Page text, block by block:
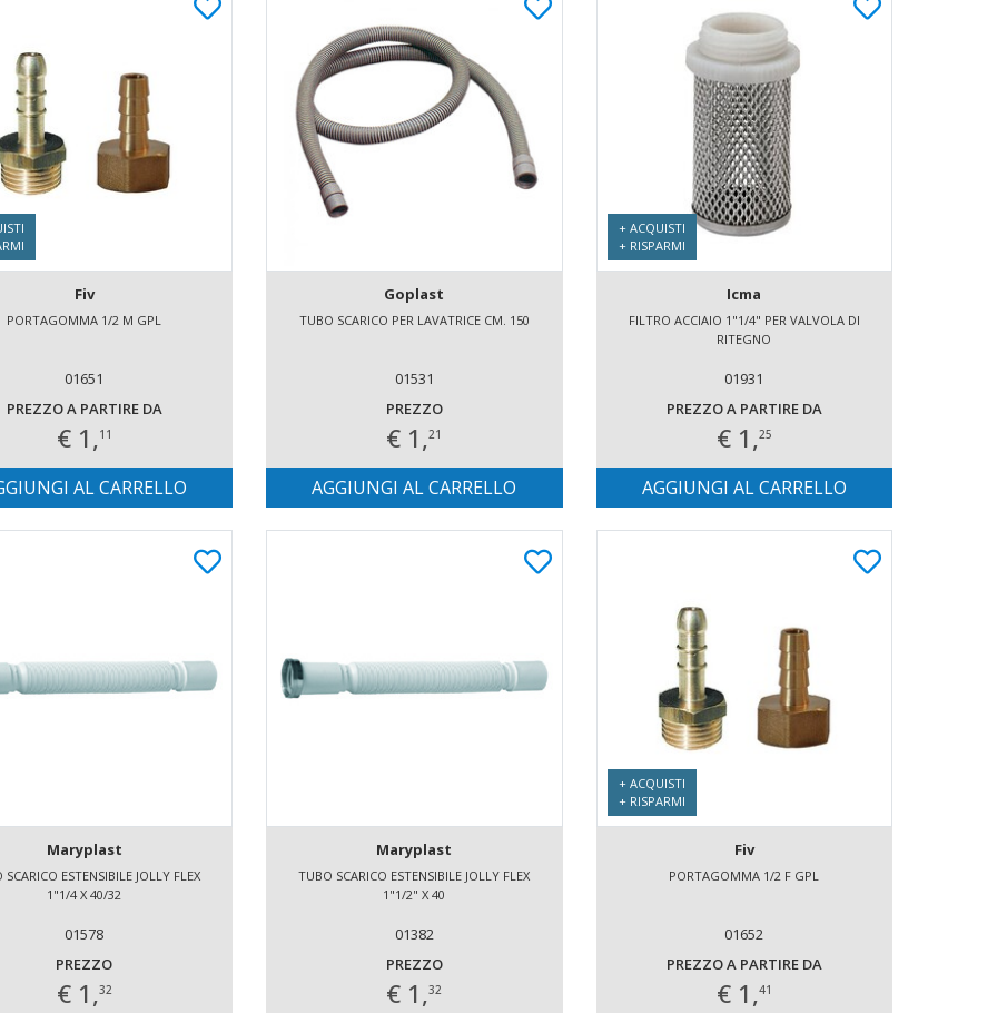
Fiv
PORTAGOMMA 1/2 M GPL
01651
PREZZO A PARTIRE DA
€ 1,11
AL CARRELLO
Goplast
TUBO SCARICO PER LAVATRICE CM. 150
01531
PREZZO
€ 1,21
AGGIUNGI AL CARRELLO
+ ACQUISTI
+ RISPARMI
Icma
FILTRO ACCIAIO 1"1/4" PER VALVOLA DI
RITEGNO
01931
PREZZO A PARTIRE DA
€ 1,25
AGGIUNGI AL CARRELLO
Maryplast
ESTENSIBILE JOLLY FLEX
1"1/4 X 40/32
01578
PREZZO
€ 1,32
Maryplast
TUBO SCARICO ESTENSIBILE JOLLY FLEX
1"1/2" X 40
01382
PREZZO
€ 1,32
+ ACQUISTI
+ RISPARMI
Fiv
PORTAGOMMA 1/2 F GPL
01652
PREZZO A PARTIRE DA
€ 1,41